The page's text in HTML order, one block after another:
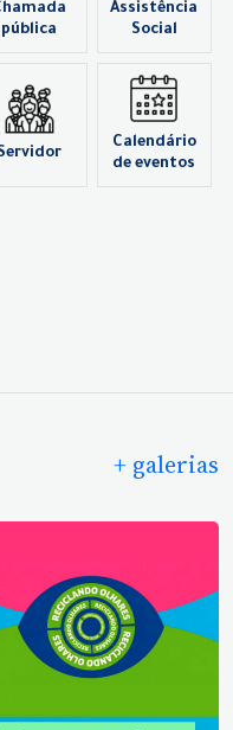
pública
Assistência
Social
Calendário
de eventos
+ galerias